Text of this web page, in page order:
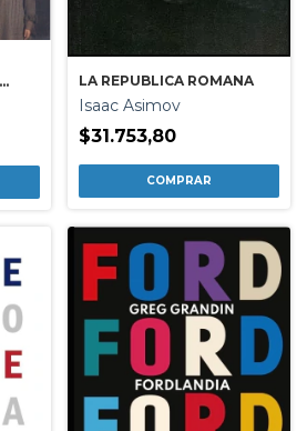
LA REPUBLICA ROMANA
Isaac Asimov
$31.753,80